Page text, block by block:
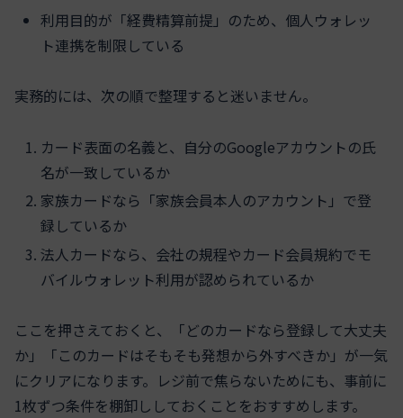
利用目的が「経費精算前提」のため、個人ウォレッ
ト連携を制限している
実務的には、次の順で整理すると迷いません。
カード表面の名義と、自分のGoogleアカウントの氏
名が一致しているか
家族カードなら「家族会員本人のアカウント」で登
録しているか
法人カードなら、会社の規程やカード会員規約でモ
バイルウォレット利用が認められているか
ここを押さえておくと、「どのカードなら登録して大丈夫
か」「このカードはそもそも発想から外すべきか」が一気
にクリアになります。レジ前で焦らないためにも、事前に
1枚ずつ条件を棚卸ししておくことをおすすめします。